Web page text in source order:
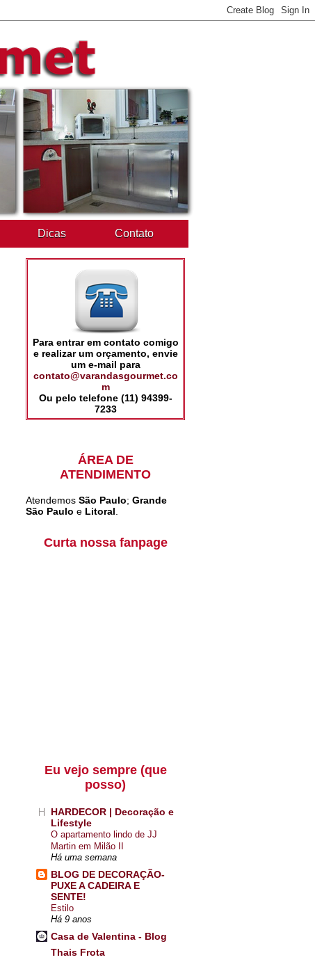
Dicas Contato
Para entrar em contato comigo
e realizar um orçamento, envie
um e-mail para
contato@varandasgourmet.co
m
Ou pelo telefone (11) 94399-
7233
ÁREA DE
ATENDIMENTO
Atendemos São Paulo; Grande
São Paulo e Litoral
Curta nossa fanpage
Eu vejo sempre (que
posso)
HARDECOR | Decoração e
Lifestyle
O apartamento lindo de JJ
Martin em Milão II
Há uma semana
BLOG DE DECORAÇÃO-
PUXE A CADEIRA E
SENTE!
Estilo
Há 9 anos
Casa de Valentina - Blog
Thais Frota